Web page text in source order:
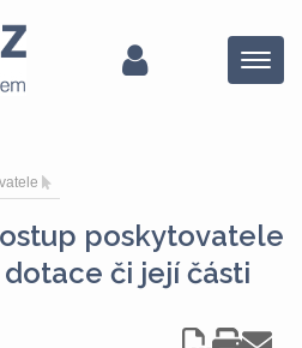
Menu
poskytovatele
či její části